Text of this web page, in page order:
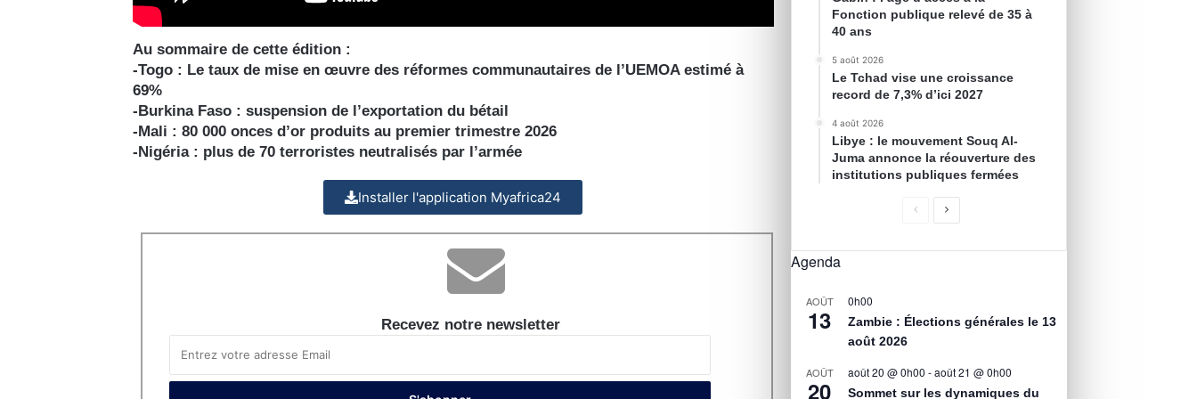
Au sommaire de cette édition :
-Togo : Le taux de mise en œuvre des réformes communautaires de l’UEMOA estimé à
69%
-Burkina Faso : suspension de l’exportation du bétail
-Mali : 80 000 onces d’or produits au premier trimestre 2026
-Nigéria : plus de 70 terroristes neutralisés par l’armée
Installer l'application Myafrica24
Recevez notre newsletter
Fonction publique relevé de 35 à
40 ans
5 août 2026
Le Tchad vise une croissance
record de 7,3% d’ici 2027
4 août 2026
Libye : le mouvement Souq Al-
Juma annonce la réouverture des
institutions publiques fermées
Agenda
AOÛT
13
0h00
Zambie : Élections générales le 13
août 2026
AOÛT
20
août 20 @ 0h00 -août 21 @ 0h00
Sommet sur les dynamiques du